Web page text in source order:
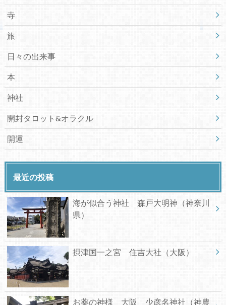
寺
旅
日々の出来事
本
神社
開封タロット&オラクル
開運
最近の投稿
海が似合う神社 森戸大明神（神奈川
県）
摂津国一之宮 住吉大社（大阪）
お薬の神様 大阪 少彦名神社（神農